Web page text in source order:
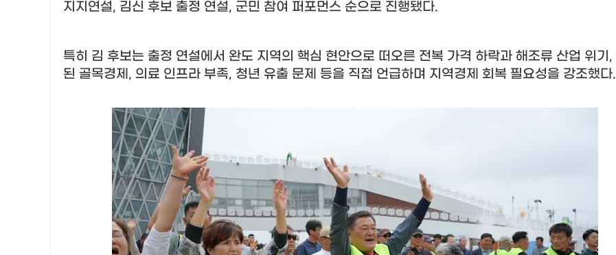
지지연설, 김신 후보 출정 연설, 군민 참여 퍼포먼스 순으로 진행됐다.
특히 김 후보는 출정 연설에서 완도 지역의 핵심 현안으로 떠오른 전복 가격 하락과 해조류 산업 위기 ,
된 골목경제 , 의료 인프라 부족, 청년 유출 문제 등을 직접 언급하며 지역경제 회복 필요성을 강조했다.